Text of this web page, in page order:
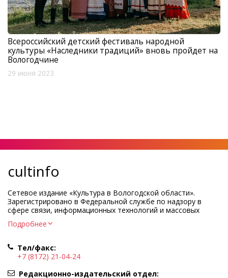
Всероссийский детский фестиваль народной
культуры «Наследники традиций» вновь пройдет на
Вологодчине
29 июня 2023
cultinfo
Сетевое издание «Культура в Вологодской области».
Зарегистрировано в Федеральной службе по надзору в
сфере связи, информационных технологий и массовых
Регистрационный номер и дата принятия решения о
Учредитель КУ ВО «Информационно-аналитический центр
культуры»
Адрес учредителя и редакции: 160000, Вологодская обл., г.
Подробнее
Тел/факс:
+7 (8172) 21-04-24
Редакционно-издательский отдел: